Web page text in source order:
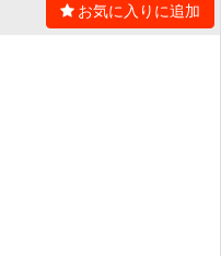
お気に入りに追加